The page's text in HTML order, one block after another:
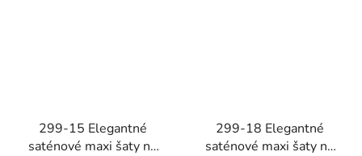
299-15 Elegantné
saténové maxi šaty na
299-18 Elegantné
saténové maxi šaty na